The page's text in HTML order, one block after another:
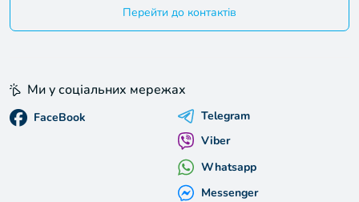
Перейти до контактів
Ми у соціальних мережах
FaceBook
Telegram
Viber
Whatsapp
Messenger